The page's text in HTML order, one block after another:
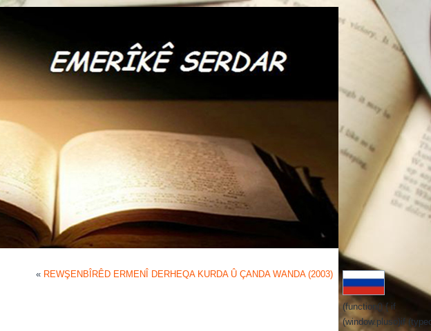
(function() { if
(window.pluso)if
« REWŞENBÎRÊD ERMENÎ DERHEQA KURDA Û ÇANDA WANDA (2003)